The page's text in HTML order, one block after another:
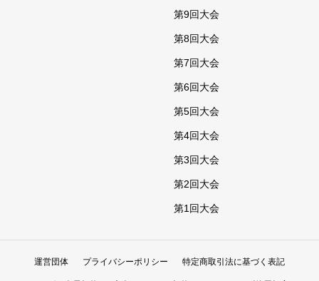
第9回大会
第8回大会
第7回大会
第6回大会
第5回大会
第4回大会
第3回大会
第2回大会
第1回大会
運営団体 プライバシーポリシー 特定商取引法に基づく表記